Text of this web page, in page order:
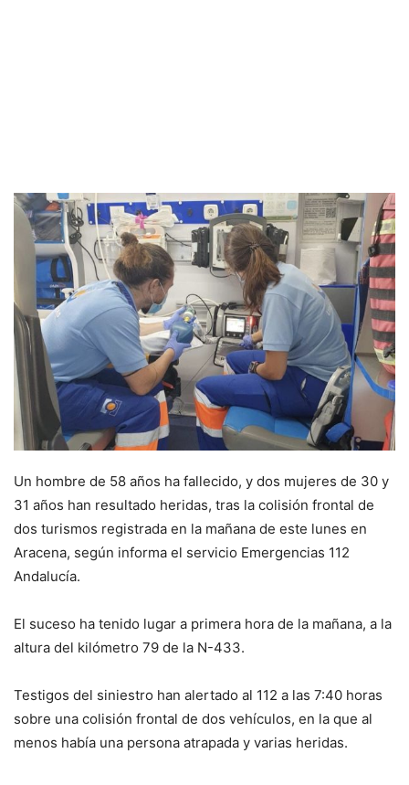
Un hombre de 58 años ha fallecido, y dos mujeres de 30 y
31 años han resultado heridas, tras la colisión frontal de
dos turismos registrada en la mañana de este lunes en
Aracena, según informa el servicio Emergencias 112
Andalucía.
El suceso ha tenido lugar a primera hora de la mañana, a la
altura del kilómetro 79 de la N-433.
Testigos del siniestro han alertado al 112 a las 7:40 horas
sobre una colisión frontal de dos vehículos, en la que al
menos había una persona atrapada y varias heridas.